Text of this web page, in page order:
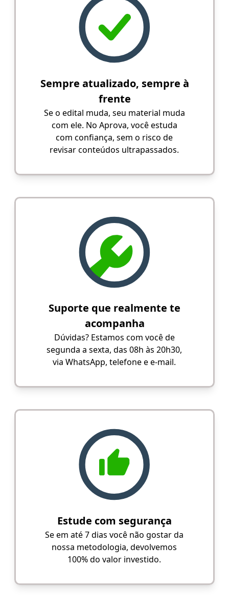
Sempre atualizado, sempre à
frente
Se o edital muda, seu material muda
com ele. No Aprova, você estuda
com confiança, sem o risco de
revisar conteúdos ultrapassados.
Suporte que realmente te
acompanha
Dúvidas? Estamos com você de
segunda a sexta, das 08h às 20h30,
via WhatsApp, telefone e e-mail.
Estude com segurança
Se em até 7 dias você não gostar da
nossa metodologia, devolvemos
100% do valor investido.